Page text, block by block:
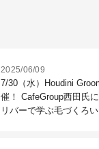
2025/06/09
7/30（水）Houdini
催！ CafeGroup西田氏
リバーで学ぶ毛づくろ